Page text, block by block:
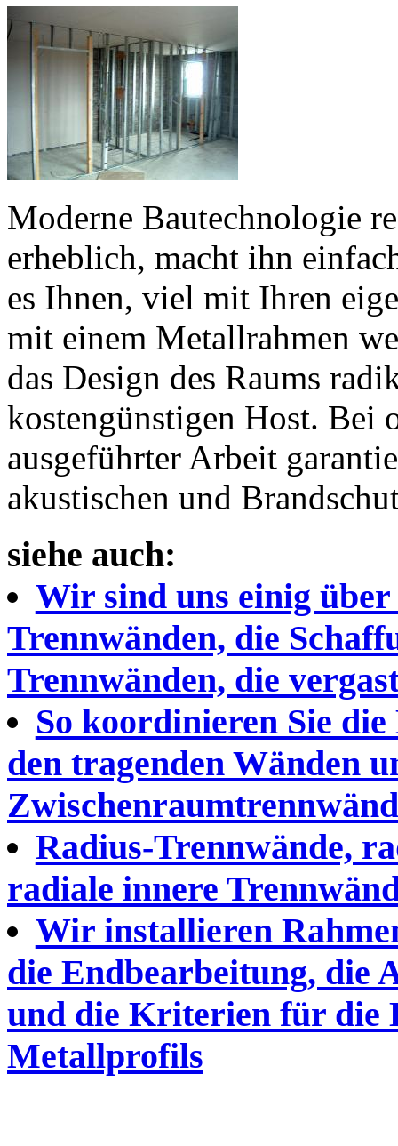
Moderne Bautechnologie
erheblich, macht ihn
es Ihnen, viel mit Ihren
mit einem Metallrahmen
das Design des Raums
kostengünstigen Host. Bei
ausgeführter Arbeit
akustischen und
siehe auch:
Wir sind uns einig über
Trennwänden, die
Trennwänden, die
So koordinieren Sie
den tragenden Wänden
Radius-Trennwände,
radiale innere
Wir installieren
die Endbearbeitung, die
und die Kriterien für die
Metallprofils